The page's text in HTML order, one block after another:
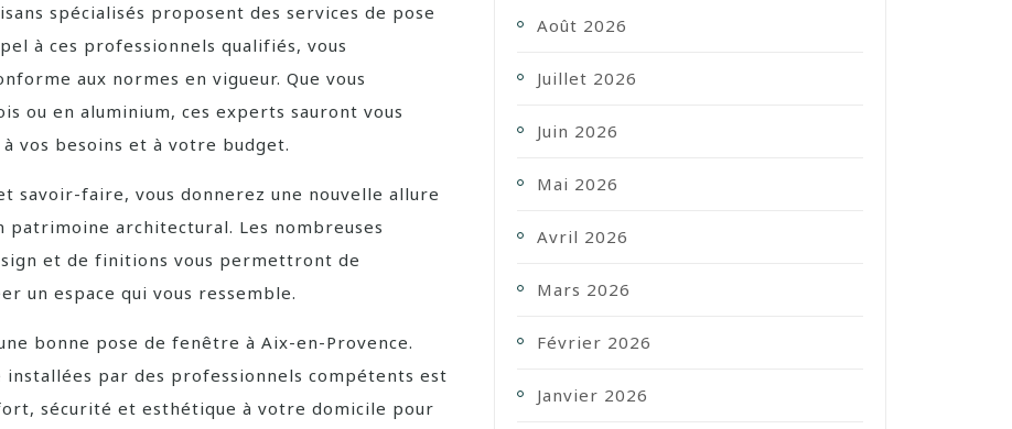
spécialisés proposent des services de pose
à ces professionnels qualifiés, vous
aux normes en vigueur. Que vous
ou en aluminium, ces experts sauront vous
vos besoins et à votre budget.
savoir-faire, vous donnerez une nouvelle allure
architectural. Les nombreuses
et de finitions vous permettront de
un espace qui vous ressemble.
bonne pose de fenêtre à Aix-en-Provence.
par des professionnels compétents est
sécurité et esthétique à votre domicile pour
Août 2026
Juillet 2026
Juin 2026
Mai 2026
Avril 2026
Mars 2026
Février 2026
Janvier 2026